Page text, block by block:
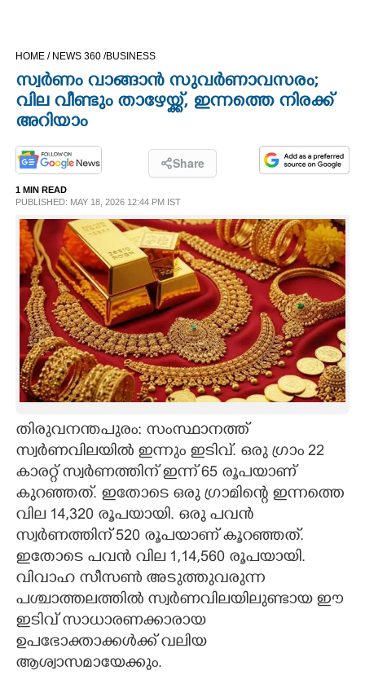
OPINION
PHOTOS
LIFESTYLE
SPIRITUAL
INFO+
ART
ASTRO
CARTOONS
LITERATURE
ZOOM
CONTACT US
HOME / NEWS 360 /BUSINESS
സ്വർണം വാങ്ങാൻ സുവർണാവസരം;
വില വീണ്ടും താഴേയ്ക്ക്, ഇന്നത്തെ നിരക്ക്
അറിയാം
Share
1 MIN READ
PUBLISHED: MAY 18, 2026 12:44 PM IST
തിരുവനന്തപുരം: സംസ്ഥാനത്ത്
സ്വർണവിലയിൽ ഇന്നും ഇടിവ്. ഒരു ഗ്രാം 22
കാരറ്റ് സ്വർണത്തിന് ഇന്ന് 65 രൂപയാണ്
കുറഞ്ഞത്. ഇതോടെ ഒരു ഗ്രാമിന്റെ ഇന്നത്തെ
വില 14,320 രൂപയായി. ഒരു പവൻ
സ്വർണത്തിന് 520 രൂപയാണ് കൂറഞ്ഞത്.
ഇതോടെ പവൻ വില 1,14,560 രൂപയായി.
വിവാഹ സീസൺ അടുത്തുവരുന്ന
പശ്ചാത്തലത്തിൽ സ്വർണവിലയിലുണ്ടായ ഈ
ഇടിവ് സാധാരണക്കാരായ
ഉപഭോക്താക്കൾക്ക് വലിയ
ആശ്വാസമായേക്കും.